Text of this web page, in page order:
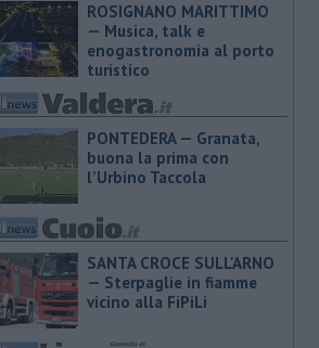
ROSIGNANO MARITTIMO
— Musica, talk e
enogastronomia al porto
turistico
PONTEDERA — ​Granata,
buona la prima con
l’Urbino Taccola
SANTA CROCE SULL'ARNO
— Sterpaglie in fiamme
vicino alla FiPiLi